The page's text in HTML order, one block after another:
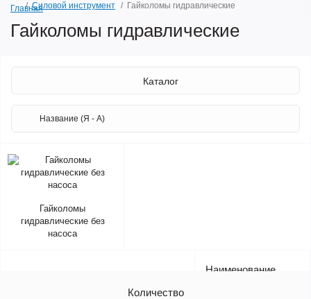
ГлавнаяСиловой инструмент Гайколомы гидравлические
Гайколомы гидравлические
Каталог
Гайколомы
гидравлические без
насоса
Наименование
Количество